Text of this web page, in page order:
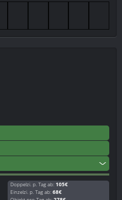
Doppelzi. p. Tag ab: 105€
Einzelzi. p. Tag ab: 68€